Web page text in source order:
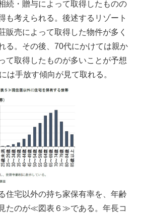
続・贈与によって取得したものの
も考えられる。後述するリゾート
販売によって取得した物件が多く
る。その後、70代にかけては親か
て取得したものが多いことが予想
は手放す傾向が見て取れる。
住宅以外の持ち家保有率を、年齢
たのが≪図表６≫である。年長コ